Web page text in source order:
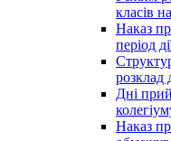
класів
Наказ
період
розклад
Дні
Наказ